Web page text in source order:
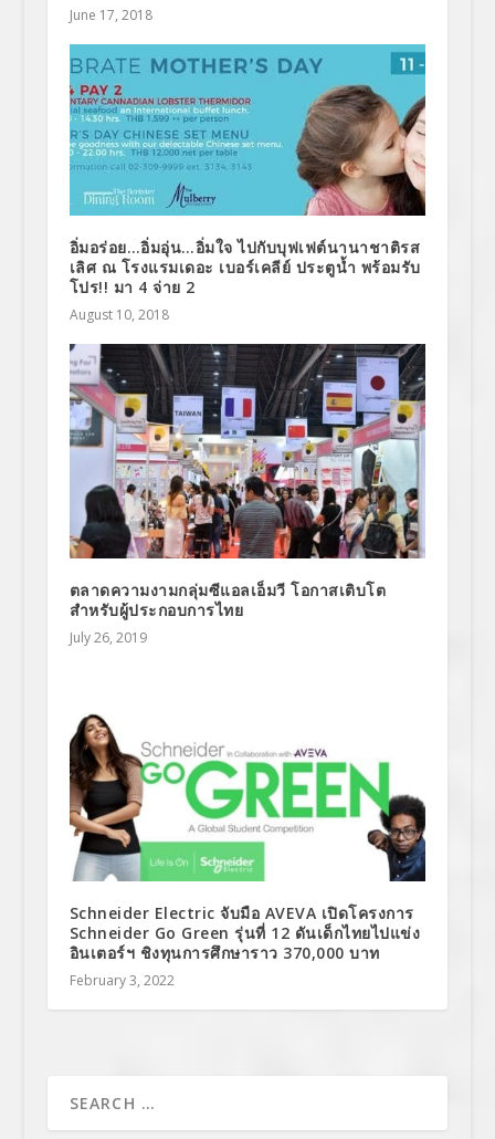
June 17, 2018
อิ่มอร่อย…อิ่มอุ่น…อิ่มใจ ไปกับบุฟเฟต์นานาชาติรส
เลิศ ณ โรงแรมเดอะ เบอร์เคลีย์ ประตูน้ำ พร้อมรับ
โปร!! มา 4 จ่าย 2
August 10, 2018
ตลาดความงามกลุ่มซีแอลเอ็มวี โอกาสเติบโต
สำหรับผู้ประกอบการไทย
July 26, 2019
Schneider Electric จับมือ AVEVA เปิดโครงการ
Schneider Go Green รุ่นที่ 12 ดันเด็กไทยไปแข่ง
อินเตอร์ฯ ชิงทุนการศึกษาราว 370,000 บาท
February 3, 2022